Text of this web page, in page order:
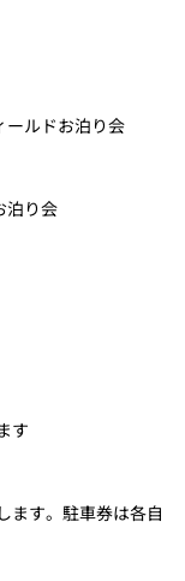
ールドお泊り会
泊り会
す
ます。駐車券は各自